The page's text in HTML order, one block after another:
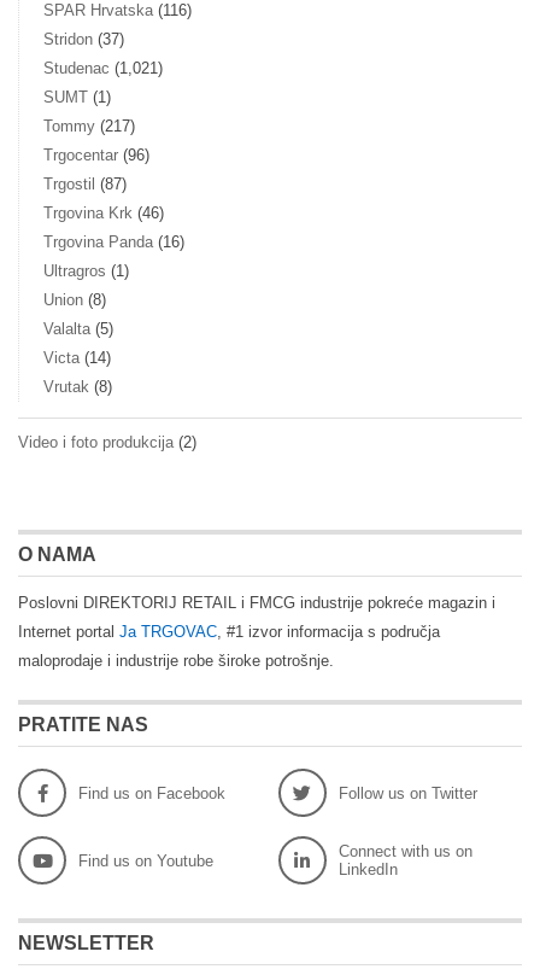
SPAR Hrvatska(116)
Stridon (37)
Studenac (1,021)
SUMT (1)
Tommy (217)
Trgocentar (96)
Trgostil (87)
Trgovina Krk (46)
Trgovina Panda(16)
Ultragros (1)
Union (8)
Valalta(5)
Victa(14)
Vrutak (8)
Video i foto produkcija(2)
O NAMA
Poslovni DIREKTORIJ RETAIL i FMCG industrije pokreće magazin i
Internet portal Ja TRGOVAC, #1 izvor informacija s područja
maloprodaje i industrije robe široke potrošnje.
PRATITE NAS
Find us on Facebook Follow us on Twitter
Find us on Youtube
Connect with us on
LinkedIn
NEWSLETTER